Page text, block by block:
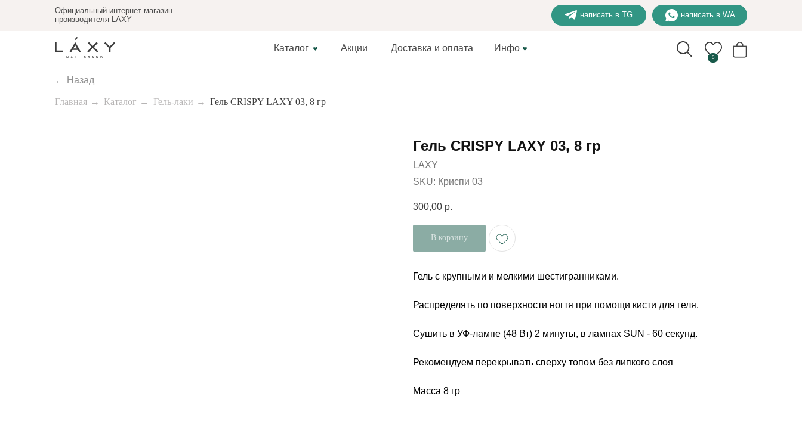
Официальный интернет-магазин
производителя LAXY
написать в WA
Каталог Инфо
Акции Доставка и оплата
0
написать в TG
← Назад
Главная → Каталог → Гель-лаки → Гель CRISPY LAXY 03, 8 гр
Гель CRISPY LAXY 03, 8 гр
LAXY
SKU: Криспи 03
300,00 р.
В корзину
Гель с крупными и мелкими шестигранниками.
Распределять по поверхности ногтя при помощи кисти для геля.
Сушить в УФ-лампе (48 Вт) 2 минуты, в лампах SUN - 60 секунд.
Рекомендуем перекрывать сверху топом без липкого слоя
Масса 8 гр